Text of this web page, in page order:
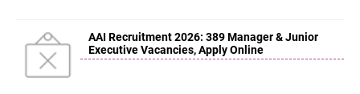
AAI Recruitment 2026: 389 Manager & Junior
Executive Vacancies, Apply Online